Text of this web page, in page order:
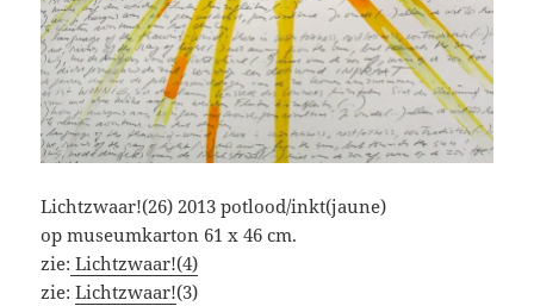
Lichtzwaar!(26) 2013 potlood/inkt(jaune)
op museumkarton 61 x 46 cm.
zie: Lichtzwaar!(4)
zie:Lichtzwaar!(3)